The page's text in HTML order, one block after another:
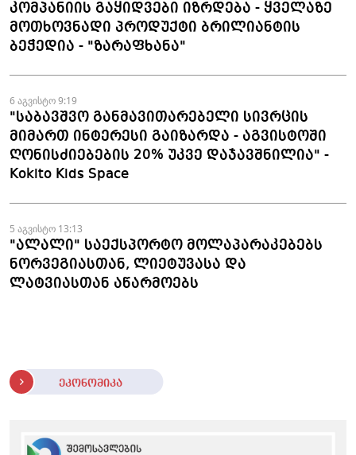
კომპანიის გაყიდვები იზრდება - ყველაზე
მოთხოვნადი პროდუქტი ბრილიანტის
ბეჭედია - "ზარაფხანა"
6 აგვისტო 9:19
"საბავშვო განმავითარებელი სივრცის
მიმართ ინტერესი გაიზარდა - აგვისტოში
ღონისძიებების 20% უკვე დაჯავშნილია" -
Kokito Kids Space
5 აგვისტო 13:13
"ალალი" საექსპორტო მოლაპარაკებებს
ნორვეგიასთან, ლიეტუვასა და
ლატვიასთან აწარმოებს
ეკონომიკა